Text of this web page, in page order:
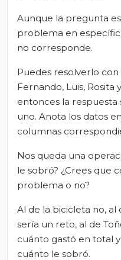
Aunque la pregunta
problema en
no corresponde.
Puedes resolverlo con
Fernando, Luis, Rosita
entonces la respuesta
uno. Anota los datos
columnas
Nos queda una
le sobró? ¿Crees que
problema o no?
Al de la bicicleta no,
sería un reto, al de
cuánto gastó en total
cuánto le sobró.